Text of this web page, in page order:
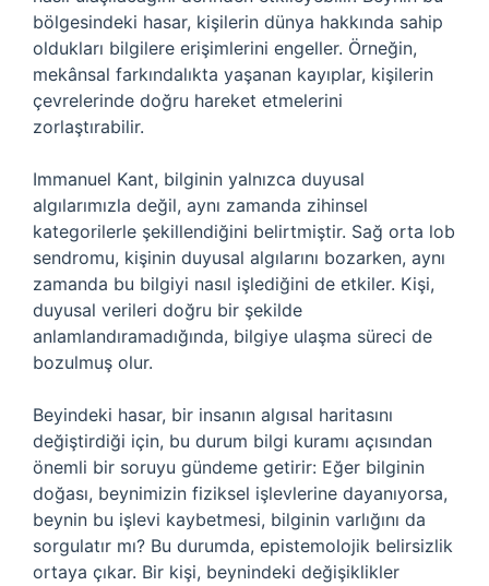
bölgesindeki hasar, kişilerin dünya hakkında sahip
oldukları bilgilere erişimlerini engeller. Örneğin,
mekânsal farkındalıkta yaşanan kayıplar, kişilerin
çevrelerinde doğru hareket etmelerini
zorlaştırabilir.
Immanuel Kant, bilginin yalnızca duyusal
algılarımızla değil, aynı zamanda zihinsel
kategorilerle şekillendiğini belirtmiştir. Sağ orta lob
sendromu, kişinin duyusal algılarını bozarken, aynı
zamanda bu bilgiyi nasıl işlediğini de etkiler. Kişi,
duyusal verileri doğru bir şekilde
anlamlandıramadığında, bilgiye ulaşma süreci de
bozulmuş olur.
Beyindeki hasar, bir insanın algısal haritasını
değiştirdiği için, bu durum bilgi kuramı açısından
önemli bir soruyu gündeme getirir: Eğer bilginin
doğası, beynimizin fiziksel işlevlerine dayanıyorsa,
beynin bu işlevi kaybetmesi, bilginin varlığını da
sorgulatır mı? Bu durumda, epistemolojik belirsizlik
ortaya çıkar. Bir kişi, beynindeki değişiklikler